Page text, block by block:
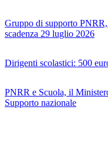
Gruppo di supporto
scadenza 29 luglio 2026
Dirigenti scolastici: 500
PNRR e Scuola, il
Supporto nazionale